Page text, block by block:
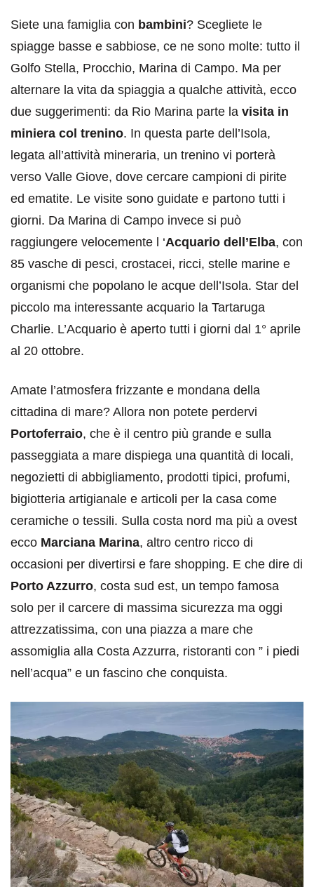
Siete una famiglia con bambini? Scegliete le
spiagge basse e sabbiose, ce ne sono molte: tutto il
Golfo Stella, Procchio, Marina di Campo. Ma per
alternare la vita da spiaggia a qualche attività, ecco
due suggerimenti: da Rio Marina parte la visita in
miniera col trenino. In questa parte dell’Isola,
legata all’attività mineraria, un trenino vi porterà
verso Valle Giove, dove cercare campioni di pirite
ed ematite. Le visite sono guidate e partono tutti i
giorni. Da Marina di Campo invece si può
raggiungere velocemente l ‘Acquario dell’Elba, con
85 vasche di pesci, crostacei, ricci, stelle marine e
organismi che popolano le acque dell’Isola. Star del
piccolo ma interessante acquario la Tartaruga
Charlie. L’Acquario è aperto tutti i giorni dal 1° aprile
al 20 ottobre.
Amate l’atmosfera frizzante e mondana della
cittadina di mare? Allora non potete perdervi
Portoferraio, che è il centro più grande e sulla
passeggiata a mare dispiega una quantità di locali,
negozietti di abbigliamento, prodotti tipici, profumi,
bigiotteria artigianale e articoli per la casa come
ceramiche o tessili. Sulla costa nord ma più a ovest
ecco Marciana Marina, altro centro ricco di
occasioni per divertirsi e fare shopping. E che dire di
Porto Azzurro, costa sud est, un tempo famosa
solo per il carcere di massima sicurezza ma oggi
attrezzatissima, con una piazza a mare che
assomiglia alla Costa Azzurra, ristoranti con ” i piedi
nell’acqua” e un fascino che conquista.